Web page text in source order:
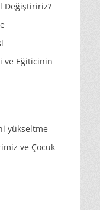
Değiştiririz?
ve Eğiticinin
yükseltme
ve Çocuk